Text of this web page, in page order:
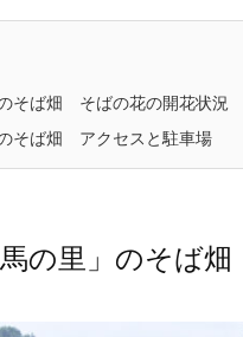
そば畑 そばの花の開花状況
そば畑 アクセスと駐車場
の里」のそば